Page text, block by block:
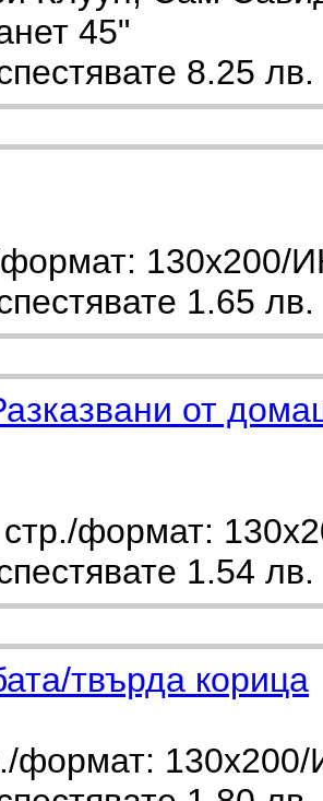
45"
8.25 лв.
130х200/
1.65 лв.
от
формат:
1.54 лв.
твърда корица
формат: